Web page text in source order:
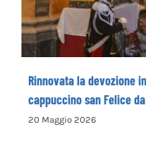
Rinnovata la devozione
cappuccino san Felice
20 Maggio 2026